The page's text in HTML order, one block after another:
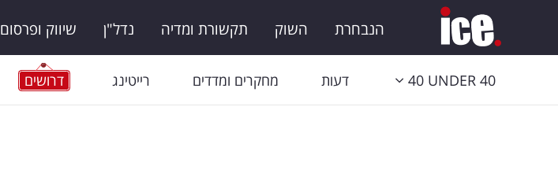
הנבחרת השוק תקשורת ומדיה נדל"ן שיווק ופרסום
40 UNDER 40 דעות מחקרים ומדדים רייטינג דרושים